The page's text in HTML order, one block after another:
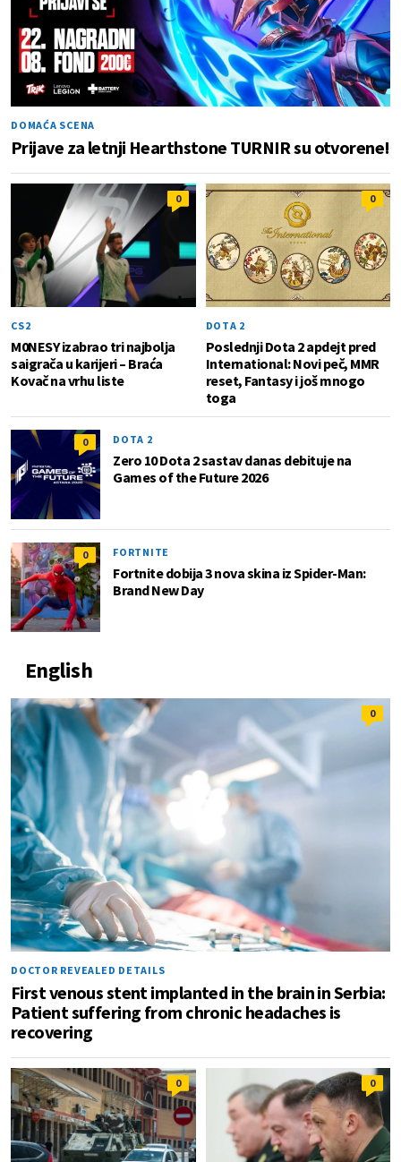
DOMAĆA SCENA
Prijave za letnji Hearthstone TURNIR su otvorene!
0
CS2
M0NESY izabrao tri najbolja
saigrača u karijeri – Braća
Kovač na vrhu liste
0
DOTA 2
Poslednji Dota 2 apdejt pred
International: Novi peč, MMR
reset, Fantasy i još mnogo
toga
0 DOTA 2
Zero 10 Dota 2 sastav danas debituje na
Games of the Future 2026
0 FORTNITE
Fortnite dobija 3 nova skina iz Spider-Man:
Brand New Day
English
0
DOCTOR REVEALED DETAILS
First venous stent implanted in the brain in Serbia:
Patient suffering from chronic headaches is
recovering
0 0